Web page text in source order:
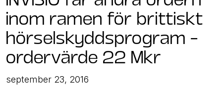
inom ramen för brittiskt
hörselskyddsprogram –
ordervärde 22 Mkr
september 23, 2016